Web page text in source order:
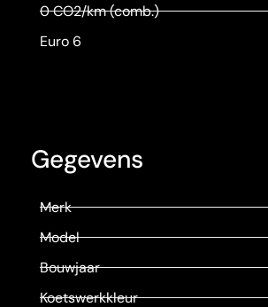
0 CO2/km (comb.)
Euro 6
Gegevens
Merk
Model
Bouwjaar
Koetswerkkleur